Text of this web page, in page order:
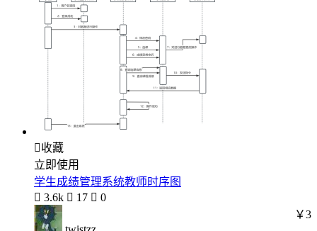
收藏
立即使用
学生成绩管理系统教师时序图
 3.6k  17  0
￥3